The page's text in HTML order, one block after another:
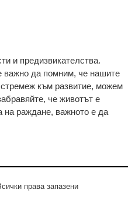
и предизвикателства.
важно да помним, че нашите
към развитие, можем
че животът е
на раждане, важното е да
права запазени